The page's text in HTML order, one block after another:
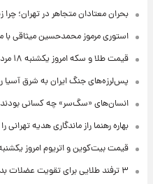
بحران معتادان متجاهر در تهران؛
استوری مرموز محمدحسین میثاقی با
قیمت طلا و سکه امروز یکشنبه ۱۸ مرداد ۱۴۰۵/کاهش قیمت طلا و سکه
پس‌لرزه‌های جنگ ایران به شرق آسیا
انسان‌های «سگ‌سر» چه کسانی
بهاره رهنما راز ماندگاری هدیه
قیمت بیت‌کوین و اتریوم امروز یکشنبه ۱۸ مرداد
۳ ترفند طلایی برای تقویت عضلات بدن